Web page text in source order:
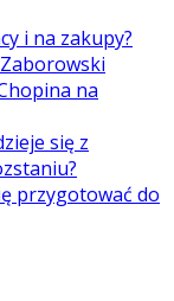
i na zakupy?
na
się z
przygotować do